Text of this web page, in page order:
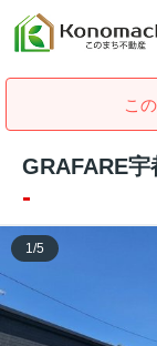
こ
GRAFARE宇
-
1 /5